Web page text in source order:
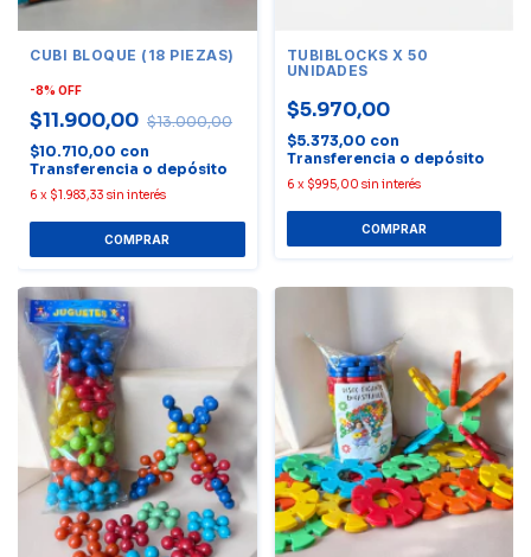
CUBI BLOQUE (18 PIEZAS)
-8% OFF
$11.900,00 $13.000,00
$10.710,00 con
Transferencia o depósito
6 x $1.983,33 sin interés
TUBIBLOCKS X 50
UNIDADES
$5.970,00
$5.373,00 con
Transferencia o depósito
6 x $995,00 sin interés